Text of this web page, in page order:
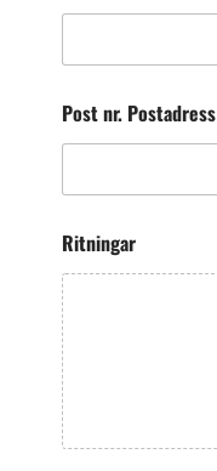
Post nr. Postadress
Ritningar